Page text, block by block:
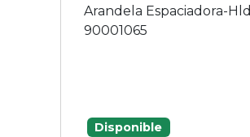
Arandela Espaciadora-Hld
90001065
Disponible